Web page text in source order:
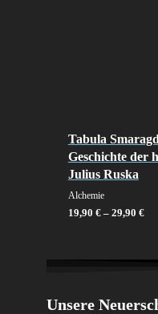
Tabula
Geschichte der
Julius Ruska
Alchemie
19,90 €– 29,90 €
Unsere